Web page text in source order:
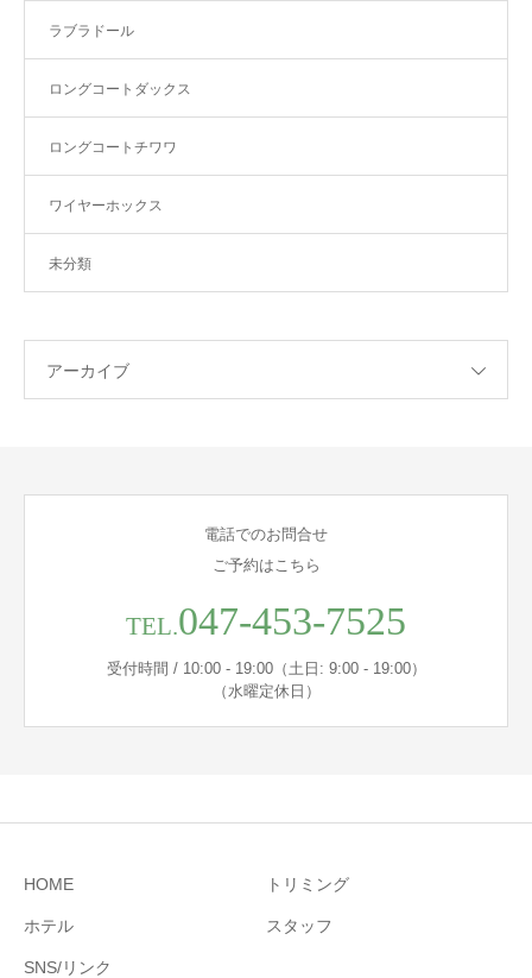
ラブラドール
ロングコートダックス
ロングコートチワワ
ワイヤーホックス
未分類
アーカイブ
電話でのお問合せ
ご予約はこちら
TEL.047-453-7525
受付時間 / 10:00 - 19:00（土日: 9:00 - 19:00）
（水曜定休日）
HOME トリミング
ホテル スタッフ
SNS/リンク